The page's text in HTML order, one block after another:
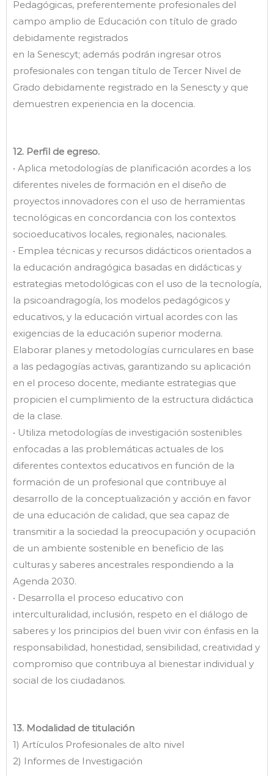
Pedagógicas, preferentemente profesionales del
campo amplio de Educación con título de grado
debidamente registrados
en la Senescyt; además podrán ingresar otros
profesionales con tengan título de Tercer Nivel de
Grado debidamente registrado en la Senescty y que
demuestren experiencia en la docencia.
12. Perfil de egreso.
• Aplica metodologías de planificación acordes a los
diferentes niveles de formación en el diseño de
proyectos innovadores con el uso de herramientas
tecnológicas en concordancia con los contextos
socioeducativos locales, regionales, nacionales.
• Emplea técnicas y recursos didácticos orientados a
la educación andragógica basadas en didácticas y
estrategias metodológicas con el uso de la tecnología,
la psicoandragogía, los modelos pedagógicos y
educativos, y la educación virtual acordes con las
exigencias de la educación superior moderna.
Elaborar planes y metodologías curriculares en base
a las pedagogías activas, garantizando su aplicación
en el proceso docente, mediante estrategias que
propicien el cumplimiento de la estructura didáctica
de la clase.
• Utiliza metodologías de investigación sostenibles
enfocadas a las problemáticas actuales de los
diferentes contextos educativos en función de la
formación de un profesional que contribuye al
desarrollo de la conceptualización y acción en favor
de una educación de calidad, que sea capaz de
transmitir a la sociedad la preocupación y ocupación
de un ambiente sostenible en beneficio de las
culturas y saberes ancestrales respondiendo a la
Agenda 2030.
• Desarrolla el proceso educativo con
interculturalidad, inclusión, respeto en el diálogo de
saberes y los principios del buen vivir con énfasis en la
responsabilidad, honestidad, sensibilidad, creatividad y
compromiso que contribuya al bienestar individual y
social de los ciudadanos.
13. Modalidad de titulación
1) Artículos Profesionales de alto nivel
2) Informes de Investigación